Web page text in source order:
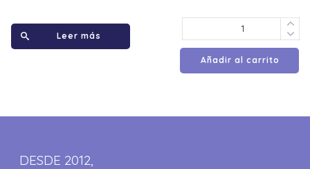
Leer más
Añadir al carrito
DESDE 2012,